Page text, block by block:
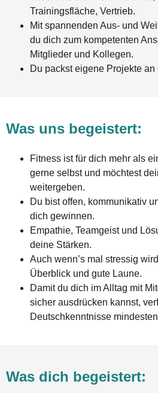
Trainingsfläche, Vertrieb.
Mit spannenden Aus- und
du dich zum kompetenten
Mitglieder und Kollegen.
Du packst eigene Projekte
Was uns begeistert:
Fitness ist für dich mehr als
gerne selbst und möchtest
weitergeben.
Du bist offen, kommunikativ
dich gewinnen.
Empathie, Teamgeist und
deine Stärken.
Auch wenn’s mal stressig
Überblick und gute Laune.
Damit du dich im Alltag mit
sicher ausdrücken kannst,
Deutschkenntnisse
Was dich begeistert: